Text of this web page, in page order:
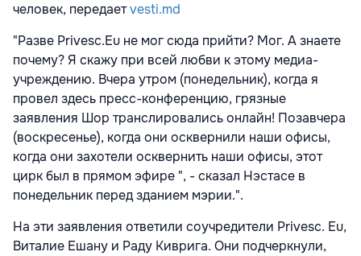
человек, передаетvesti.md
"Разве Privesc.Eu не мог сюда прийти? Мог. А знаете
почему? Я скажу при всей любви к этому медиа-
учреждению. Вчера утром (понедельник), когда я
провел здесь пресс-конференцию, грязные
заявления Шор транслировались онлайн! Позавчера
(воскресенье), когда они осквернили наши офисы,
когда они захотели осквернить наши офисы, этот
цирк был в прямом эфире ", - сказал Нэстасе в
понедельник перед зданием мэрии.".
На эти заявления ответили соучредители Privesc. Eu,
Виталие Ешану и Раду Киврига. Они подчеркнули,